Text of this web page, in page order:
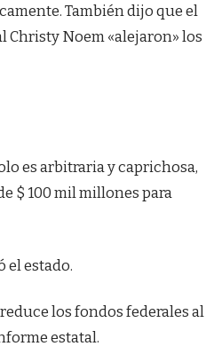
También dijo que el
Christy Noem «alejaron» los
es arbitraria y caprichosa,
$ 100 mil millones para
el estado.
los fondos federales al
estatal.